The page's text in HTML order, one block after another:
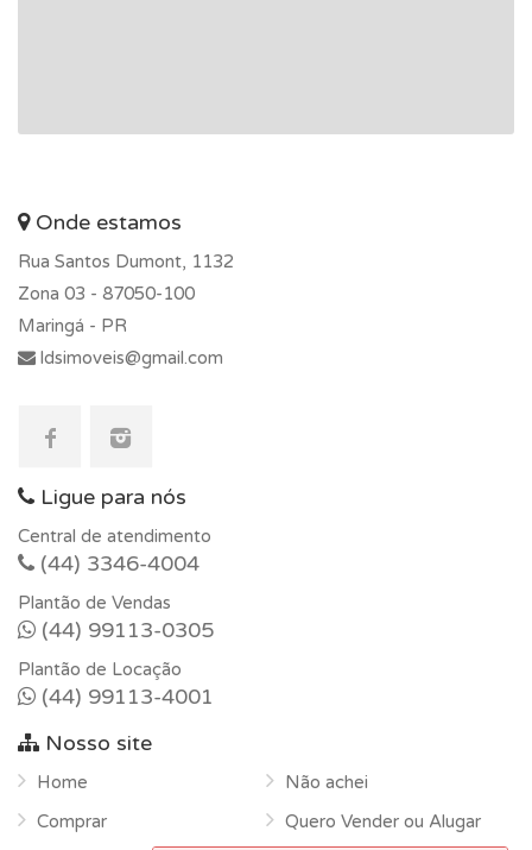
Onde estamos
Rua Santos Dumont, 1132
Zona 03 - 87050-100
Maringá - PR
ldsimoveis@gmail.com
Ligue para nós
Central de atendimento
(44) 3346-4004
Plantão de Vendas
(44) 99113-0305
Plantão de Locação
(44) 99113-4001
Nosso site
Home
Comprar
Não achei
Quero Vender ou Alugar